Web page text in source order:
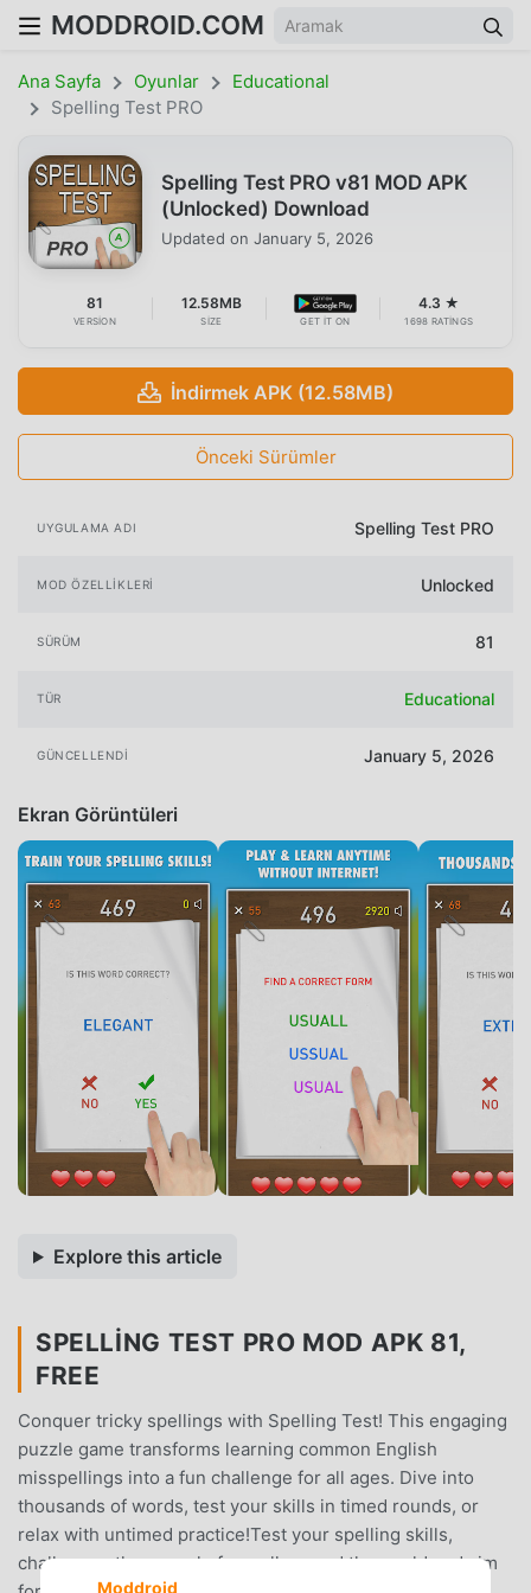
MODDROID.COM
Ana Sayfa Oyunlar
Educational
Spelling Test PRO
Spelling Test PRO v81 MOD APK
(Unlocked) Download
Updated on January 5, 2026
81
VERSION
12.58MB
SIZE GET IT ON
4.3 ★
1698 RATINGS
İndirmek APK (12.58MB)
Önceki Sürümler
UYGULAMA ADI Spelling Test PRO
MOD ÖZELLIKLERI Unlocked
SÜRÜM 81
TÜR Educational
GÜNCELLENDI January 5, 2026
Ekran Görüntüleri
Explore this article
SPELLING TEST PRO MOD APK 81,
FREE
Conquer tricky spellings with Spelling Test! This engaging
puzzle game transforms learning common English
misspellings into a fun challenge for all ages. Dive into
thousands of words, test your skills in timed rounds, or
relax with untimed practice!Test your spelling skills,
challenge other people from all around the world and aim
Moddroid